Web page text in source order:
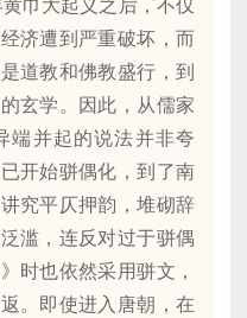
巾大起义之后，不仅
济遭到严重破坏，而
道教和佛教盛行，到
玄学。因此，从儒家
端并起的说法并非夸
开始骈偶化，到了南
究平仄押韵，堆砌辞
滥，连反对过于骈偶
时也依然采用骈文，
。即使进入唐朝，在